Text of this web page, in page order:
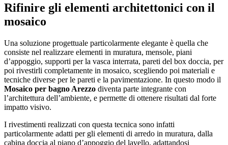
Rifinire gli elementi architettonici con il
mosaico
Una soluzione progettuale particolarmente elegante è quella che
consiste nel realizzare elementi in muratura, mensole, piani
d’appoggio, supporti per la vasca interrata, pareti del box doccia, per
poi rivestirli completamente in mosaico, scegliendo poi materiali e
tecniche diverse per le pareti e la pavimentazione. In questo modo il
Mosaico per bagno Arezzo diventa parte integrante con
l’architettura dell’ambiente, e permette di ottenere risultati dal forte
impatto visivo.
I rivestimenti realizzati con questa tecnica sono infatti
particolarmente adatti per gli elementi di arredo in muratura, dalla
cabina doccia al piano d’appoggio del lavello, adattandosi